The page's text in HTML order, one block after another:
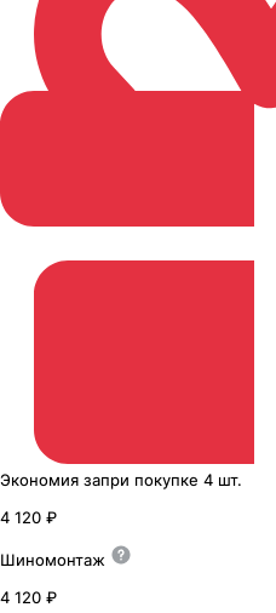
Экономия запри покупке 4 шт.
4 120 ₽
Шиномонтаж
4 120 ₽